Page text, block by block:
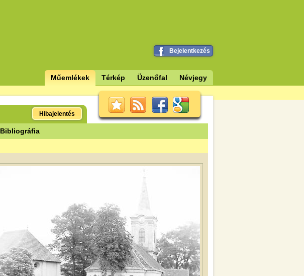
Bejelentkezés
Műemlékek Térkép Üzenőfal Névjegy
Hibajelentés
Bibliográfia